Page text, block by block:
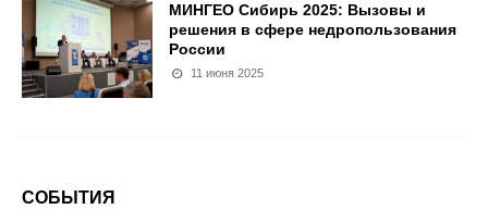
МИНГЕО Сибирь 2025: Вызовы и
решения в сфере недропользования
России
11 июня 2025
СОБЫТИЯ